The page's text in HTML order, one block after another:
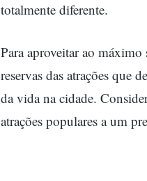
totalmente diferente.
Para aproveitar ao
reservas das atrações que
da vida na cidade.
atrações populares a um